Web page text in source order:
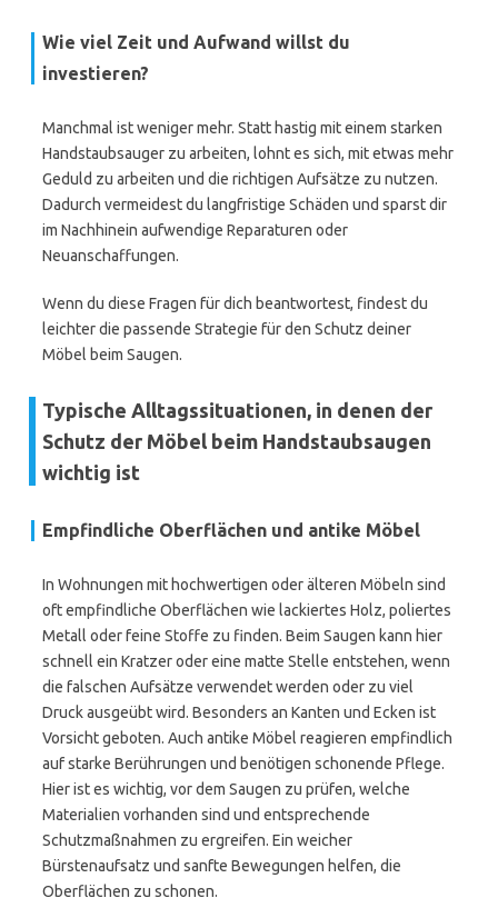
Wie viel Zeit und Aufwand willst du
investieren?
Manchmal ist weniger mehr. Statt hastig mit einem starken
Handstaubsauger zu arbeiten, lohnt es sich, mit etwas mehr
Geduld zu arbeiten und die richtigen Aufsätze zu nutzen.
Dadurch vermeidest du langfristige Schäden und sparst dir
im Nachhinein aufwendige Reparaturen oder
Neuanschaffungen.
Wenn du diese Fragen für dich beantwortest, findest du
leichter die passende Strategie für den Schutz deiner
Möbel beim Saugen.
Typische Alltagssituationen, in denen der
Schutz der Möbel beim Handstaubsaugen
wichtig ist
Empfindliche Oberflächen und antike Möbel
In Wohnungen mit hochwertigen oder älteren Möbeln sind
oft empfindliche Oberflächen wie lackiertes Holz, poliertes
Metall oder feine Stoffe zu finden. Beim Saugen kann hier
schnell ein Kratzer oder eine matte Stelle entstehen, wenn
die falschen Aufsätze verwendet werden oder zu viel
Druck ausgeübt wird. Besonders an Kanten und Ecken ist
Vorsicht geboten. Auch antike Möbel reagieren empfindlich
auf starke Berührungen und benötigen schonende Pflege.
Hier ist es wichtig, vor dem Saugen zu prüfen, welche
Materialien vorhanden sind und entsprechende
Schutzmaßnahmen zu ergreifen. Ein weicher
Bürstenaufsatz und sanfte Bewegungen helfen, die
Oberflächen zu schonen.